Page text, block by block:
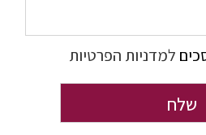
למדניות הפרטיות